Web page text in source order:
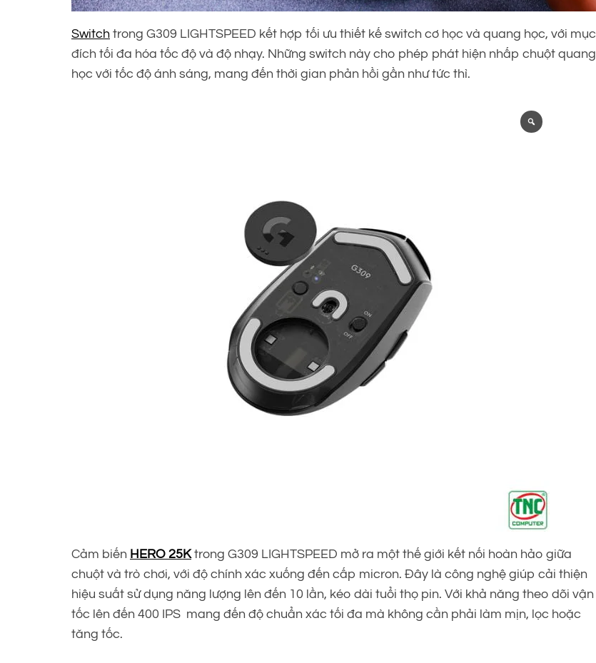
Switch trong G309 LIGHTSPEED kết hợp tối ưu thiết kế switch cơ học và quang học, với mục
đích tối đa hóa tốc độ và độ nhạy. Những switch này cho phép phát hiện nhấp chuột quang
học với tốc độ ánh sáng, mang đến thời gian phản hồi gần như tức thì.
Cảm biến HERO 25Ktrong G309 LIGHTSPEED mở ra một thế giới kết nối hoàn hảo giữa
chuột và trò chơi, với độ chính xác xuống đến cấp micron. Đây là công nghệ giúp cải thiện
hiệu suất sử dụng năng lượng lên đến 10 lần, kéo dài tuổi thọ pin. Với khả năng theo dõi vận
tốc lên đến 400 IPS mang đến độ chuẩn xác tối đa mà không cần phải làm mịn, lọc hoặc
tăng tốc.